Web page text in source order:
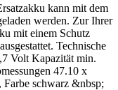
kann mit dem
werden. Zur Ihrer
mit einem Schutz
Technische
Volt Kapazität min.
47.10 x
schwarz &nbsp;